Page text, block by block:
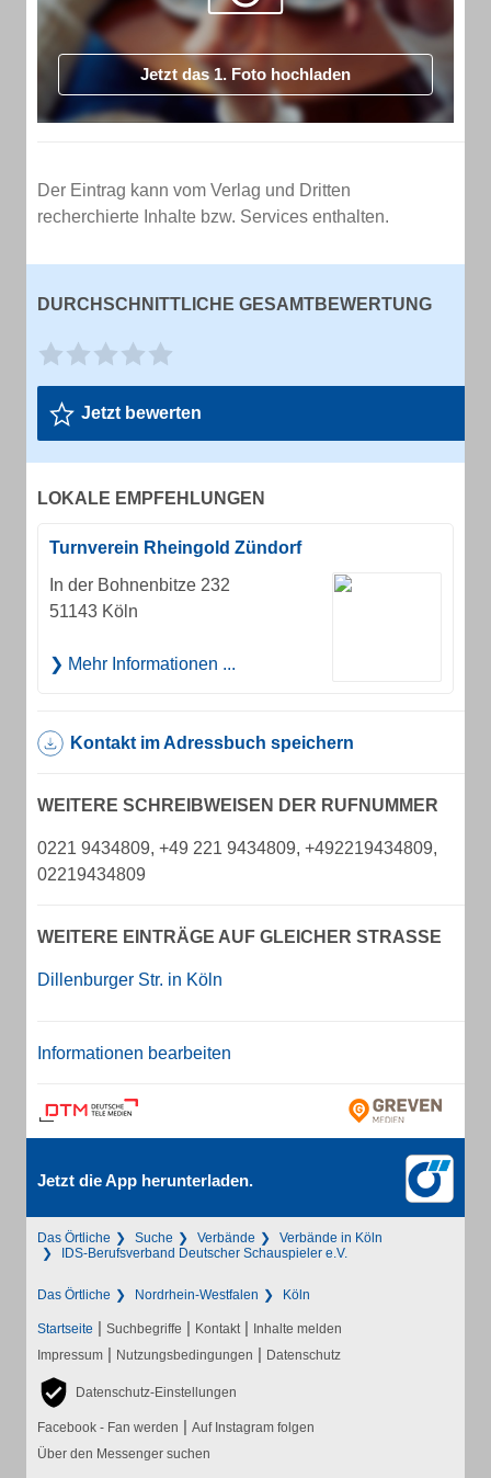
Jetzt das 1. Foto hochladen
Der Eintrag kann vom Verlag und Dritten
recherchierte Inhalte bzw. Services enthalten.
DURCHSCHNITTLICHE GESAMTBEWERTUNG
Jetzt bewerten
LOKALE EMPFEHLUNGEN
Turnverein Rheingold Zündorf
In der Bohnenbitze 232
51143 Köln
Mehr Informationen ...
Kontakt im Adressbuch speichern
WEITERE SCHREIBWEISEN DER RUFNUMMER
0221 9434809, +49 221 9434809, +492219434809,
02219434809
WEITERE EINTRÄGE AUF GLEICHER STRASSE
Dillenburger Str. in Köln
Informationen bearbeiten
Jetzt die App herunterladen.
Das Örtliche Suche Verbände
Verbände in Köln
IDS-Berufsverband Deutscher Schauspieler e.V.
Das Örtliche Nordrhein-Westfalen Köln
Startseite | Suchbegriffe | Kontakt | Inhalte melden
Impressum | Nutzungsbedingungen | Datenschutz
Datenschutz-Einstellungen
Facebook - Fan werden | Auf Instagram folgen
Über den Messenger suchen